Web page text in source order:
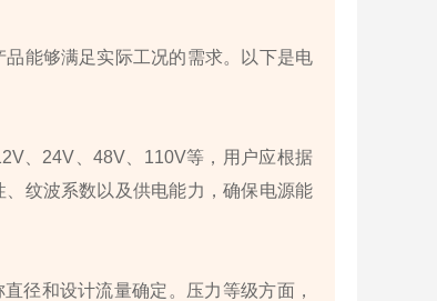
能够满足实际工况的需求。以下是电
、24V、48V、110V等，用户应根据
纹波系数以及供电能力，确保电源能
径和设计流量确定。压力等级方面，